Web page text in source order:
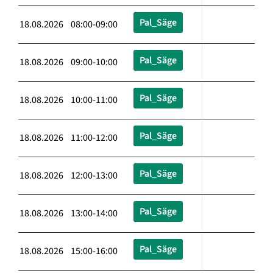
18.08.2026 08:00-09:00 Pal_Säge
18.08.2026 09:00-10:00 Pal_Säge
18.08.2026 10:00-11:00 Pal_Säge
18.08.2026 11:00-12:00 Pal_Säge
18.08.2026 12:00-13:00 Pal_Säge
18.08.2026 13:00-14:00 Pal_Säge
18.08.2026 15:00-16:00 Pal_Säge